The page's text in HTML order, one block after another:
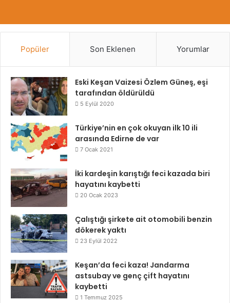
Popüler Son Eklenen Yorumlar
Eski Keşan Vaizesi Özlem Güneş, eşi
tarafından öldürüldü
5 Eylül 2020
Türkiye’nin en çok okuyan ilk 10 ili
arasında Edirne de var
7 Ocak 2021
İki kardeşin karıştığı feci kazada biri
hayatını kaybetti
20 Ocak 2023
Çalıştığı şirkete ait otomobili benzin
dökerek yaktı
23 Eylül 2022
Keşan’da feci kaza! Jandarma
astsubay ve genç çift hayatını
kaybetti
1 Temmuz 2025